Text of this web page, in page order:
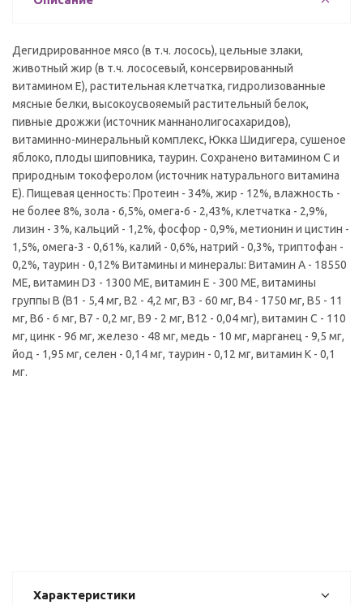
Дегидрированное мясо (в т.ч. лосось), цельные злаки,
животный жир (в т.ч. лососевый, консервированный
витамином E), растительная клетчатка, гидролизованные
мясные белки, высокоусвояемый растительный белок,
пивные дрожжи (источник маннанолигосахаридов),
витаминно-минеральный комплекс, Юкка Шидигера, сушеное
яблоко, плоды шиповника, таурин. Cохранено витамином С и
природным токоферолом (источник натурального витамина
Е). Пищевая ценность: Протеин - 34%, жир - 12%, влажность -
не более 8%, зола - 6,5%, омега-6 - 2,43%, клетчатка - 2,9%,
лизин - 3%, кальций - 1,2%, фосфор - 0,9%, метионин и цистин -
1,5%, омега-3 - 0,61%, калий - 0,6%, натрий - 0,3%, триптофан -
0,2%, таурин - 0,12% Витамины и минералы: Витамин А - 18550
МЕ, витамин D3 - 1300 МЕ, витамин Е - 300 МЕ, витамины
группы В (В1 - 5,4 мг, В2 - 4,2 мг, В3 - 60 мг, В4 - 1750 мг, В5 - 11
мг, В6 - 6 мг, В7 - 0,2 мг, В9 - 2 мг, В12 - 0,04 мг), витамин С - 110
мг, цинк - 96 мг, железо - 48 мг, медь - 10 мг, марганец - 9,5 мг,
йод - 1,95 мг, селен - 0,14 мг, таурин - 0,12 мг, витамин К - 0,1
мг.
Характеристики